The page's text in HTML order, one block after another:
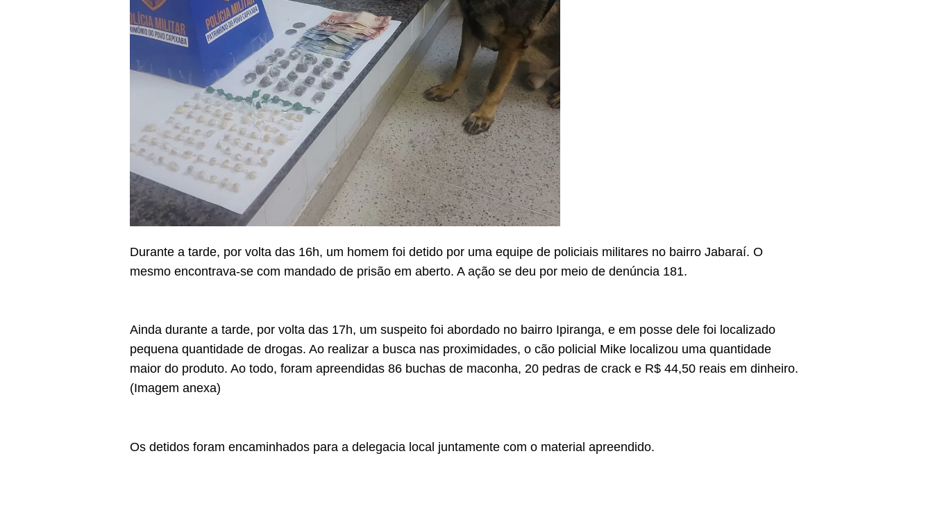
Durante a tarde, por volta das 16h, um homem foi detido por uma equipe de policiais militares no bairro Jabaraí. O
mesmo encontrava-se com mandado de prisão em aberto. A ação se deu por meio de denúncia 181.
Ainda durante a tarde, por volta das 17h, um suspeito foi abordado no bairro Ipiranga, e em posse dele foi localizado
pequena quantidade de drogas. Ao realizar a busca nas proximidades, o cão policial Mike localizou uma quantidade
maior do produto. Ao todo, foram apreendidas 86 buchas de maconha, 20 pedras de crack e R$ 44,50 reais em dinheiro.
(Imagem anexa)
Os detidos foram encaminhados para a delegacia local juntamente com o material apreendido.